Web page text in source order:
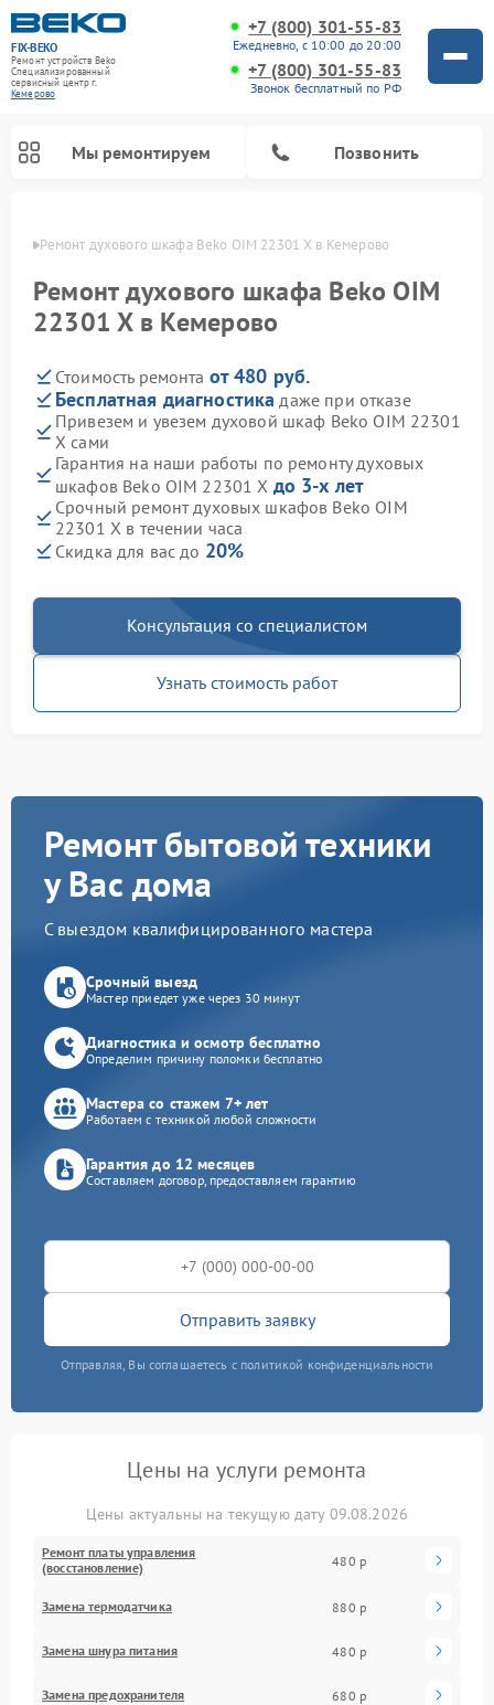
FIX-BEKO
Ремонт устройств Beko
Специализированный
cервисный центр г.
Кемерово
+7 (800) 301-55-83
Ежедневно, с 10:00 до 20:00
+7 (800) 301-55-83
Звонок бесплатный по РФ
Мы ремонтируем Позвонить
Ремонт духового шкафа Beko OIM 22301 X в Кемерово
Ремонт духового шкафа Beko OIM
22301 X в Кемерово
Стоимость ремонта от 480 руб.
Бесплатная диагностика даже при отказе
Привезем и увезем духовой шкаф Beko OIM 22301
X сами
Гарантия на наши работы по ремонту духовых
шкафов Beko OIM 22301 X до 3-х лет
Срочный ремонт духовых шкафов Beko OIM
22301 X в течении часа
Скидка для вас до 20%
Консультация со специалистом
Узнать стоимость работ
Ремонт бытовой техники
у Вас дома
С выездом квалифицированного мастера
Срочный выезд
Мастер приедет уже через 30 минут
Диагностика и осмотр бесплатно
Определим причину поломки бесплатно
Мастера со стажем 7+ лет
Работаем с техникой любой сложности
Гарантия до 12 месяцев
Составляем договор, предоставляем гарантию
Отправить заявку
Отправляя, Вы соглашаетесь с политикой конфиденциальности
Цены на услуги ремонта
Цены актуальны на текущую дату 09.08.2026
Ремонт платы управления
(восстановление)
480 р
Замена термодатчика 880 р
Замена шнура питания 480 р
Замена предохранителя 680 р